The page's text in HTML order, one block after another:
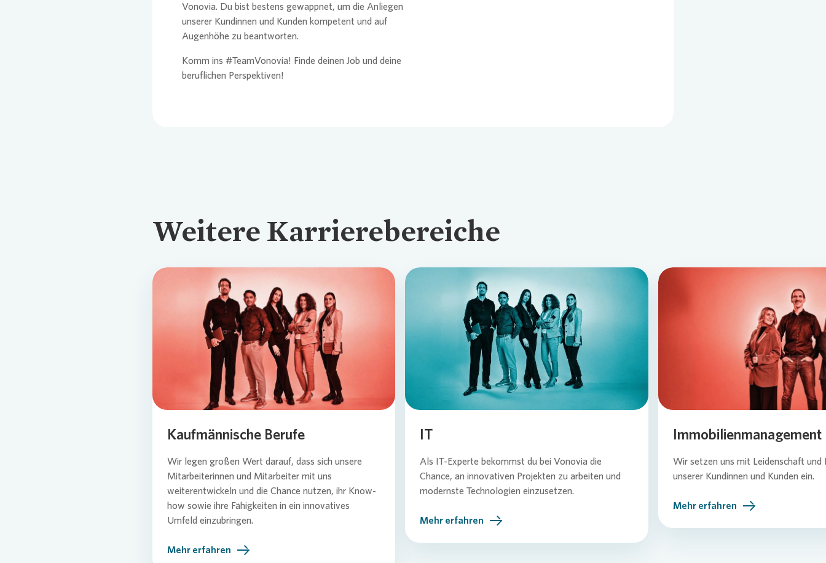
Vonovia. Du bist bestens gewappnet, um die Anliegen
unserer Kundinnen und Kunden kompetent und auf
Augenhöhe zu beantworten.
Komm ins #TeamVonovia! Finde deinen Job und deine
beruflichen Perspektiven!
Weitere Karrierebereiche
Loading...
Kaufmännische Berufe
Wir legen großen Wert darauf, dass sich unsere
Mitarbeiterinnen und Mitarbeiter mit uns
weiterentwickeln und die Chance nutzen, ihr Know-
how sowie ihre Fähigkeiten in ein innovatives
Umfeld einzubringen.
Mehr erfahren
Loading...
IT
Als IT-Experte bekommst du beiVonovia die
Chance, an innovativen Projekten zu arbeiten und
modernste Technologien einzusetzen.
Mehr erfahren
Loading...
Immobilienmanagement
Wir setzen uns mit Leidenschaft und
unserer Kundinnen und Kunden ein.
Mehr erfahren